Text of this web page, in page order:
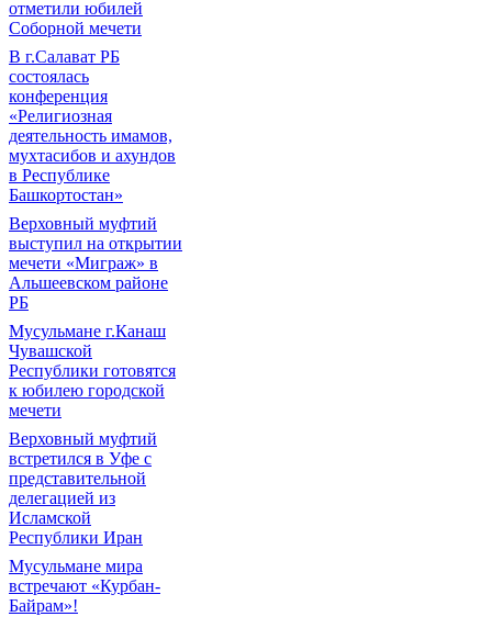
отметили юбилей
Соборной мечети
В г.Салават РБ
состоялась
конференция
«Религиозная
деятельность имамов,
мухтасибов и ахундов
в Республике
Башкортостан»
Верховный муфтий
выступил на открытии
мечети «Миграж» в
Альшеевском районе
РБ
Мусульмане г.Канаш
Чувашской
Республики готовятся
к юбилею городской
мечети
Верховный муфтий
встретился в Уфе с
представительной
делегацией из
Исламской
Республики Иран
Мусульмане мира
встречают «Курбан-
Байрам»!